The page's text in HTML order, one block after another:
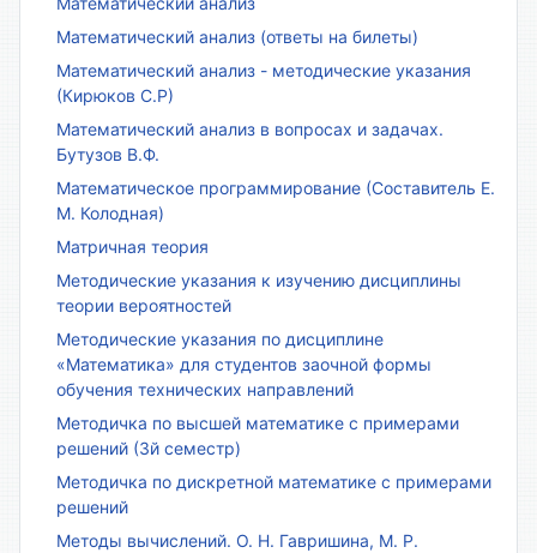
Математический анализ (ответы на билеты)
Математический анализ - методические указания
(Кирюков С.Р)
Математический анализ в вопросах и задачах.
Бутузов В.Ф.
Математическое программирование (Составитель Е.
М. Колодная)
Матричная теория
Методические указания к изучению дисциплины
теории вероятностей
Методические указания по дисциплине
«Математика» для студентов заочной формы
обучения технических направлений
Методичка по высшей математике с примерами
решений (3й семестр)
Методичка по дискретной математике с примерами
решений
Методы вычислений. О. Н. Гавришина, М. Р.